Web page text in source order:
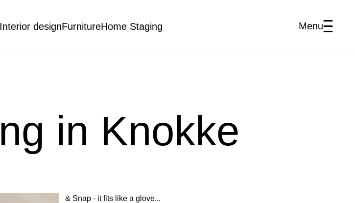
Interior designFurnitureHome Staging Menu
in Knokke
& Snap - it fits like a glove...